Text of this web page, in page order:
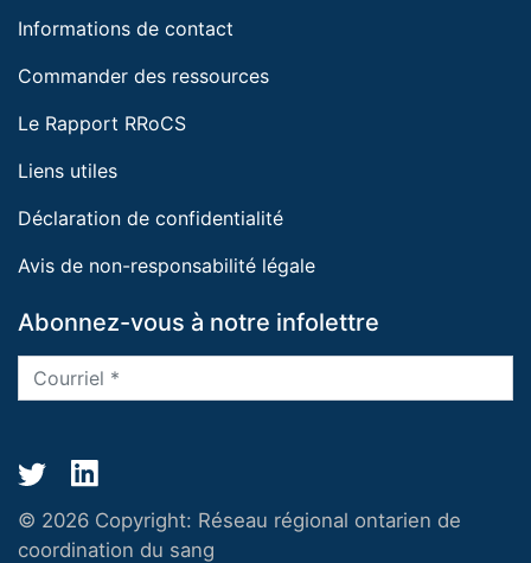
Informations de contact
Commander des ressources
Le Rapport RRoCS
Liens utiles
Déclaration de confidentialité
Avis de non-responsabilité légale
Abonnez-vous à notre infolettre
© 2026 Copyright: Réseau régional ontarien de
coordination du sang